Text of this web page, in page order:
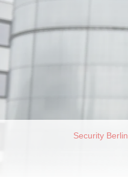
Security Berlin